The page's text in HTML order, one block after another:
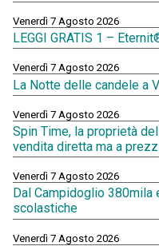
Venerdì 7 Agosto 2026
LEGGI GRATIS 1 –
Venerdì 7 Agosto 2026
La Notte delle candele a
Venerdì 7 Agosto 2026
Spin Time, la proprietà
vendita diretta ma a
Venerdì 7 Agosto 2026
Dal Campidoglio
scolastiche
Venerdì 7 Agosto 2026